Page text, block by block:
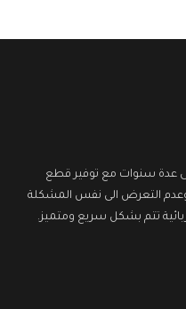
عدة سنوات مع توفير قطع
وعدم التعرض الى نفس المشكلة
تتم بشكل سريع ومتميز.